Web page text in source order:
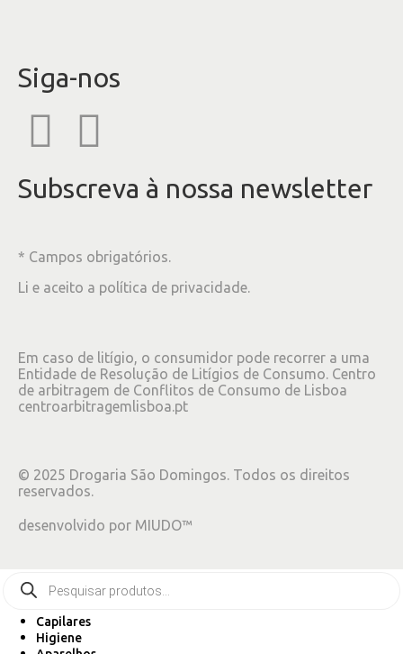
Siga-nos
Subscreva à nossa newsletter
* Campos obrigatórios.
Li e aceito a política de privacidade.
Em caso de litígio, o consumidor pode recorrer a uma
Entidade de Resolução de Litígios de Consumo. Centro
de arbitragem de Conflitos de Consumo de Lisboa
centroarbitragemlisboa.pt
© 2025 Drogaria São Domingos. Todos os direitos
reservados.
desenvolvido por MIUDO™
Capilares
Higiene